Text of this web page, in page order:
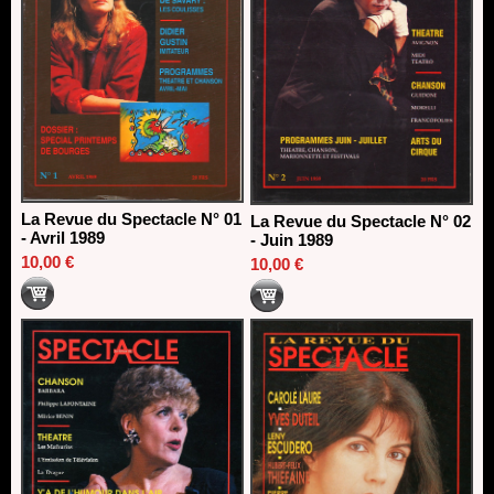
La Revue du Spectacle N° 01
- Avril 1989
10,00 €
La Revue du Spectacle N° 02
- Juin 1989
10,00 €